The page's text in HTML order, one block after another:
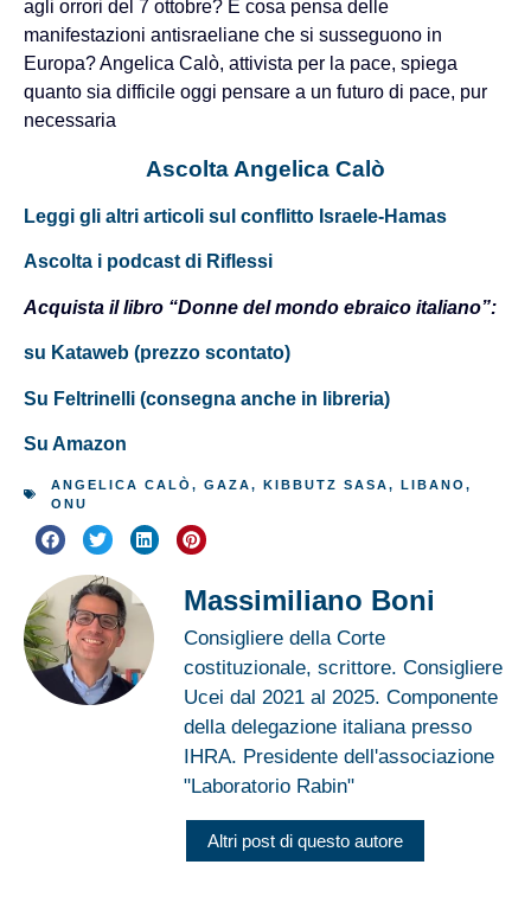
agli orrori del 7 ottobre? E cosa pensa delle
manifestazioni antisraeliane che si susseguono in
Europa? Angelica Calò, attivista per la pace, spiega
quanto sia difficile oggi pensare a un futuro di pace, pur
necessaria
Ascolta Angelica Calò
Leggi gli altri articoli sul conflitto Israele-Hamas
Ascolta i podcast di Riflessi
Acquista il libro “Donne del mondo ebraico italiano”:
su Kataweb (prezzo scontato)
Su Feltrinelli (consegna anche in libreria)
Su Amazon
ANGELICA CALÒ , GAZA, KIBBUTZ SASA, LIBANO ,
ONU
Massimiliano Boni
Consigliere della Corte
costituzionale, scrittore. Consigliere
Ucei dal 2021 al 2025. Componente
della delegazione italiana presso
IHRA. Presidente dell'associazione
"Laboratorio Rabin"
Altri post di questo autore